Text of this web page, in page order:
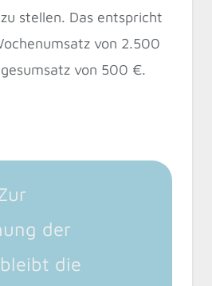
stellen. Das entspricht
von 2.500
von 500 €.
der
die